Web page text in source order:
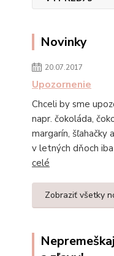
Novinky
20.07.2017
Upozornenie
Chceli by sme
napr. čokoláda,
margarín, šľahačky
v letných dňoch
celé
Zobraziť všetky